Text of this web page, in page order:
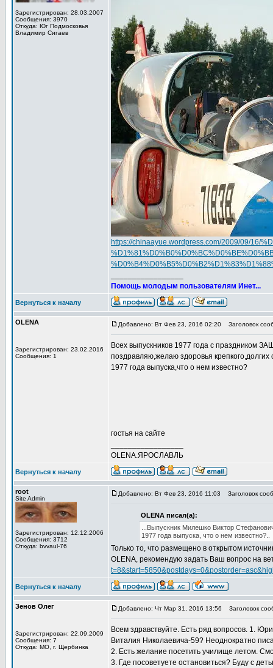
Зарегистрирован: 28.03.2007
Сообщения: 3970
Откуда: Юг Подмосковья
Владимир Сигаев
https://chinaayue.wordpress.com/2009/09/16/
Помощь молодым пользователям Инет...
Вернуться к началу
OLENA
Зарегистрирован: 23.02.2016
Сообщения: 1
Добавлено: Вт Фев 23, 2016 02:20 Заголовок
Всех выпускников 1977 года с праздником
поздравляю,желаю здоровья
1977 года выпуска,что о нем известно?
гостья на сайте
OLENA.ЯРОСЛАВЛЬ
Вернуться к началу
root
Site Admin
Зарегистрирован: 12.12.2006
Сообщения: 3712
Откуда: bvvaul-76
Добавлено: Вт Фев 23, 2016 11:03 Заголовок
OLENA писал(а):
...Выпускник Милешко Виктор
1977 года выпуска, что о нем известно?..
Только то, что размещено в открытом
OLENA, рекомендую задать Ваш вопрос на
Вернуться к началу
Зенов Олег
Зарегистрирован: 22.09.2009
Сообщения: 7
Откуда: МО, г. Щербинка
Добавлено: Чт Мар 31, 2016 13:56 Заголовок
Всем здравствуйте. Есть ряд вопросов. 1.
Виталия Николаевича-59? Неоднократно
2. Есть желание посетить училище летом.
3. Где посоветуете остановиться? Буду с